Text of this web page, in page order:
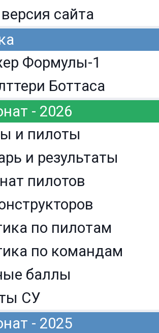
сайта
Формулы-1
Боттаса
- 2026
и пилоты
и результаты
пилотов
по пилотам
по командам
баллы
СУ
- 2025